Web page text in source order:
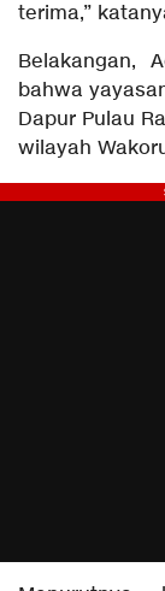
terima,”
Belakangan,
bahwa
Dapur Pulau
wilayah